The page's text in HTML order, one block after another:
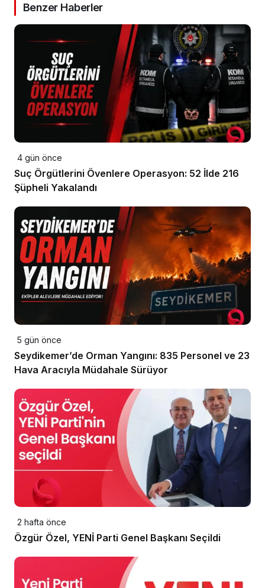
Benzer Haberler
4 gün önce
Suç Örgütlerini Övenlere Operasyon: 52 İlde 216
Şüpheli Yakalandı
5 gün önce
Seydikemer’de Orman Yangını: 835 Personel ve 23
Hava Aracıyla Müdahale Sürüyor
2 hafta önce
Özgür Özel, YENİ Parti Genel Başkanı Seçildi